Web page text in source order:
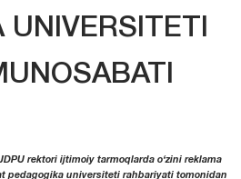
rektori ijtimoiy tarmoqlarda o‘zini reklama
pedagogika universiteti rahbariyati tomonidan